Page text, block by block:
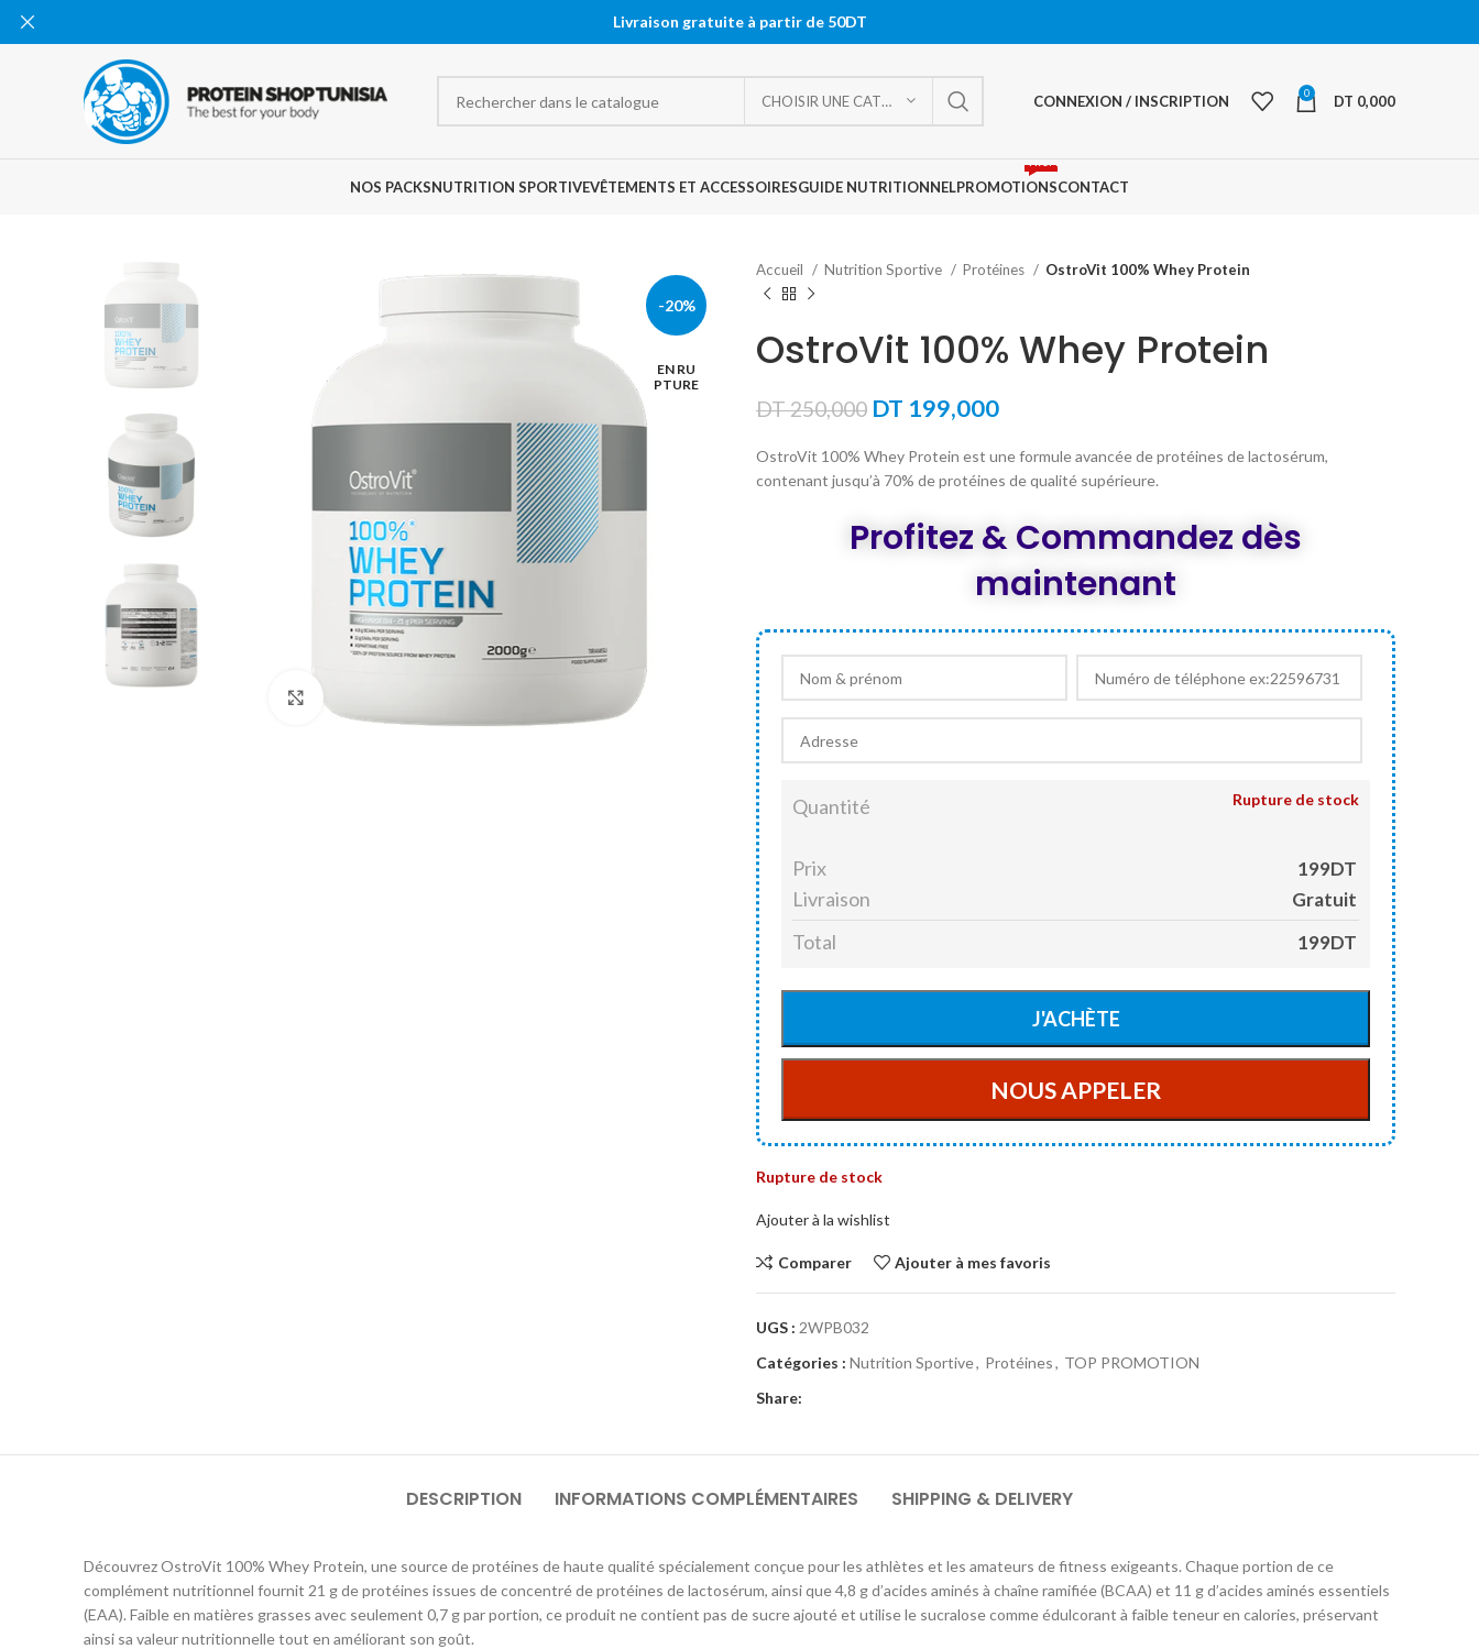
CHOISIR UNE CATÉGORIE CONNEXION / INSCRIPTION 0 DT 0,000
NOS PACKSNUTRITION SPORTIVEVÊTEMENTS ET ACCESSOIRESGUIDE NUTRITIONNELPROMOTIONSCONTACT
-20%
EN RU
PTURE
Accueil Nutrition Sportive Protéines OstroVit 100% Whey Protein
OstroVit 100% Whey Protein
DT250,000 Le
initial
était :
DT 250,000.
DT 199,000Le
actuel
est :
DT 199,000.
OstroVit 100% Whey Protein est une formule avancée de protéines de lactosérum,
contenant jusqu’à 70% de protéines de qualité supérieure.
Profitez & Commandez dès
maintenant
Quantité Rupture de stock
Prix 199DT
Livraison Gratuit
Total 199DT
Rupture de stock
Ajouter à la wishlist
Comparer Ajouter à mes favoris
UGS : 2WPB032
Catégories : Nutrition Sportive, Protéines, TOP PROMOTION
Share:
DESCRIPTION INFORMATIONS COMPLÉMENTAIRES SHIPPING & DELIVERY
Découvrez OstroVit 100% Whey Protein, une source de protéines de haute qualité spécialement conçue pour les athlètes et les amateurs de fitness exigeants. Chaque portion de ce
complément nutritionnel fournit 21 g de protéines issues de concentré de protéines de lactosérum, ainsi que 4,8 g d’acides aminés à chaîne ramifiée (BCAA) et 11 g d’acides aminés essentiels
(EAA). Faible en matières grasses avec seulement 0,7 g par portion, ce produit ne contient pas de sucre ajouté et utilise le sucralose comme édulcorant à faible teneur en calories, préservant
ainsi sa valeur nutritionnelle tout en améliorant son goût.
Livraison gratuite à partir de 50DT